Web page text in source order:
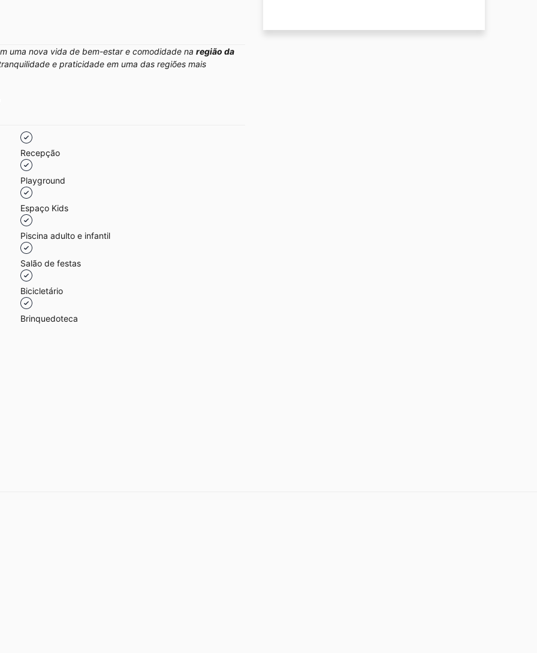
uma nova vida de bem-estar e comodidade na região da
e praticidade em uma das regiões mais
Recepção
Playground
Espaço Kids
Piscina adulto e infantil
Salão de festas
Bicicletário
Brinquedoteca